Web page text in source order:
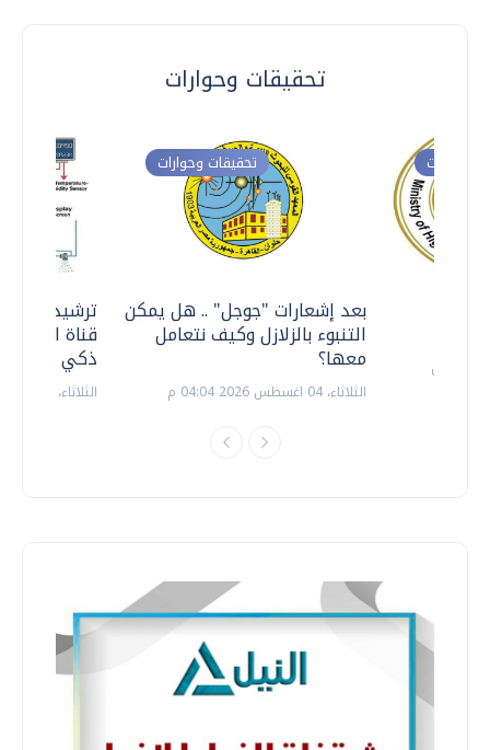
تحقيقات وحوارات
ترشيدا
قناة
ذكي
الثلاثاء، 14 يوليو 2026 06:11 م
تحقيقات وحوارات
بعد إشعارات "جوجل" .. هل يمكن
التنبوء بالزلازل وكيف نتعامل
معها؟
الثلاثاء، 04 اغسطس 2026 04:04 م
وحوارات